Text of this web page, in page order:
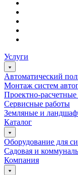
Услуги
Автоматический
Монтаж систем
Проектно-
Сервисные работы
Земляные и
Каталог
Оборудование для
Садовая и
Компания